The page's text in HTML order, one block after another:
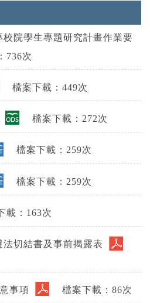
院學生專題研究計畫作業要
736次
檔案下載：449次
檔案下載：272次
檔案下載：259次
檔案下載：259次
：163次
切結書及事前揭露表
事項 檔案下載：86次